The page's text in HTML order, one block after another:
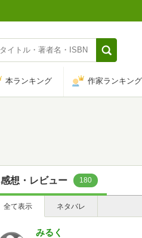
本ランキング 作家ランキング
感想・レビュー 180
全て表示 ネタバレ
みるく